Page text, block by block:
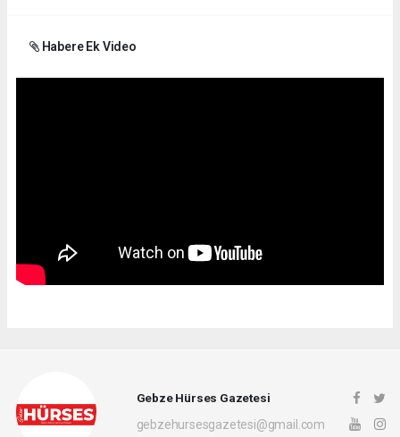
Habere Ek Video
Gebze Hürses Gazetesi
gebzehursesgazetesi@gmail.com